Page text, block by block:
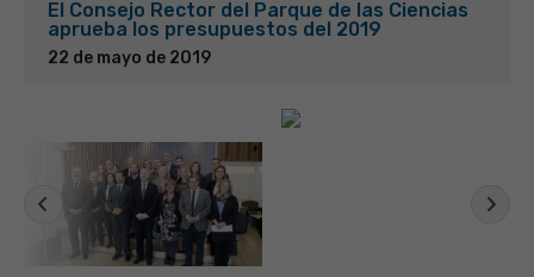
El Consejo Rector del Parque de las Ciencias
aprueba los presupuestos del 2019
22 de mayo de 2019